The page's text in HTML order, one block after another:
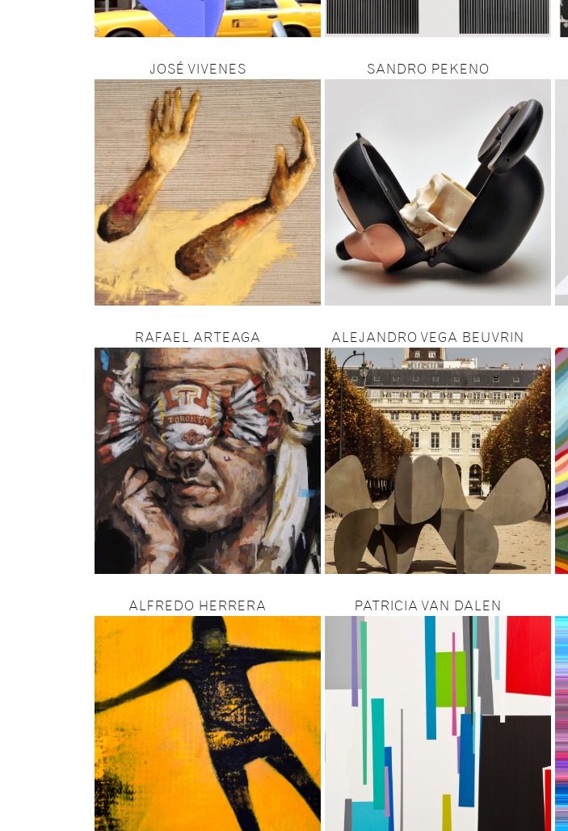
JOSÉ VIVENES SANDRO PEKENO
RAFAEL ARTEAGA ALEJANDRO VEGA BEUVRIN
ALFREDO HERRERA PATRICIA VAN DALEN